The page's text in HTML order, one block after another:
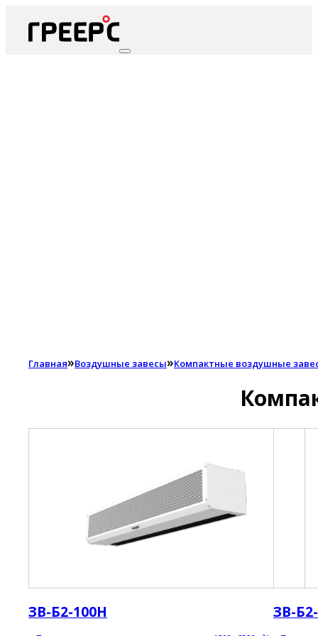
Главная»Воздушные завесы»Компактные воздушные
ЗВ-Б2-100Н ЗВ-